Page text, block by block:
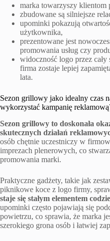
marka towarzyszy klientom
zbudowane są silniejsze
upominki pokazują
użytkownika,
prezentowane jest
promowania usług czy
widoczność logo przez
firma zostaje lepiej
lata.
Sezon grillowy jako idealny czas
wykorzystać kampanię
Sezon grillowy to doskonała
skutecznych działań
osób chętnie uczestniczy w
imprezach plenerowych, co
promowania marki.
Praktyczne gadżety, takie jak
piknikowe koce z logo firmy,
staje się stałym elementem
upominki często pojawiają się
powietrzu, co sprawia, że marka
szerokiego grona osób i łatwiej